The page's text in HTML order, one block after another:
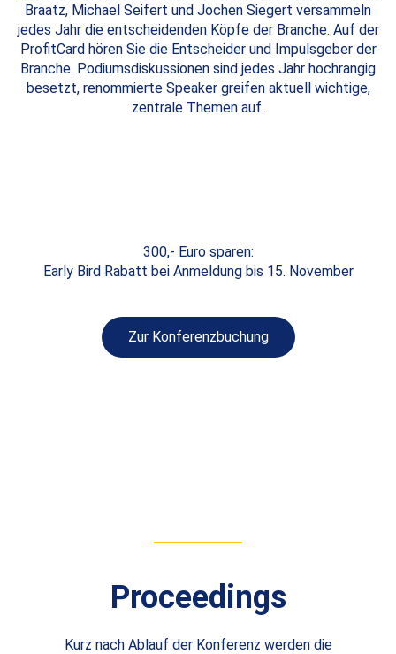
Braatz, Michael Seifert und Jochen Siegert versammeln
jedes Jahr die entscheidenden Köpfe der Branche. Auf der
ProfitCard hören Sie die Entscheider und Impulsgeber der
Branche. Podiumsdiskussionen sind jedes Jahr hochrangig
besetzt, renommierte Speaker greifen aktuell wichtige,
zentrale Themen auf.
300,- Euro sparen:
Early Bird Rabatt bei Anmeldung bis 15. November
Zur Konferenzbuchung
Proceedings
Kurz nach Ablauf der Konferenz werden die